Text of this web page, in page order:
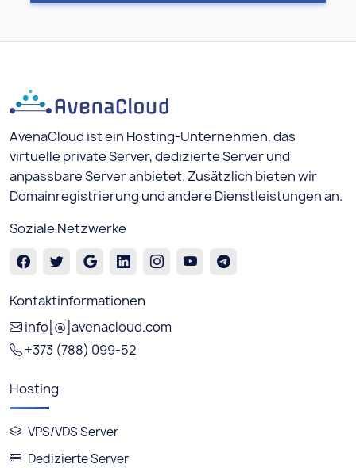
AvenaCloud ist ein Hosting-Unternehmen, das
virtuelle private Server, dedizierte Server und
anpassbare Server anbietet. Zusätzlich bieten wir
Domainregistrierung und andere Dienstleistungen an.
Soziale Netzwerke
Kontaktinformationen
info[@]avenacloud.com
+373 (788) 099-52
Hosting
VPS/VDS Server
Dedizierte Server